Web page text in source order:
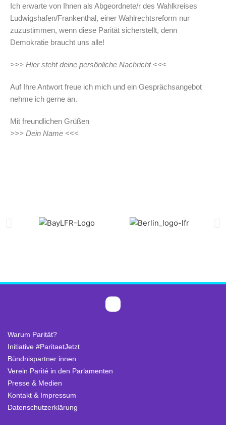
Ich erwarte von Ihnen als Abgeordnete/r des Wahlkreises
Ludwigshafen/Frankenthal, einer Wahlrechtsreform nur
zuzustimmen, wenn diese Parität sicherstellt, denn
Demokratie braucht uns alle!
>>> Hier steht deine persönliche Nachricht <<<
Auf Ihre Antwort freue ich mich und ein Gesprächsangebot
nehme ich gerne an.
Mit freundlichen Grüßen
>>> Dein Name <<<
Warum Parität?
Initiative #ParitaetJetzt
Bündnispartner:innen
Verein Parité in den Parlamenten
Presse & Medien
Kontakt & Impressum
Datenschutzerklärung